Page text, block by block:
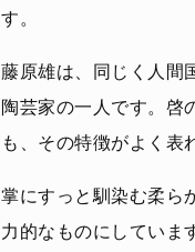
す。
藤原雄は、同じく人間
陶芸家の一人です。啓
も、その特徴がよく表
掌にすっと馴染む柔ら
力的なものにしていま